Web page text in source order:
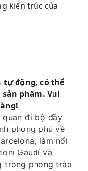
kiến ​​trúc của
tự động, có thể
phẩm. Vui
quan đi bộ đầy
phong phú về
​​làm nổi
Gaudí và
trong phong trào